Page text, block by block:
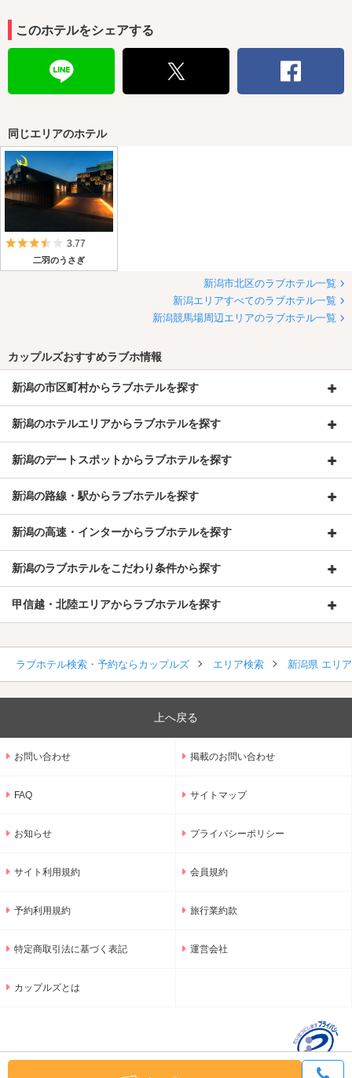
このホテルをシェアする
同じエリアのホテル
5つ星のうち3.5
3.77
二羽のうさぎ
新潟市北区のラブホテル一覧
新潟エリアすべてのラブホテル一覧
新潟競馬場周辺エリアのラブホテル一覧
カップルズおすすめラブホ情報
新潟の市区町村からラブホテルを探す
新潟のホテルエリアからラブホテルを探す
新潟のデートスポットからラブホテルを探す
新潟の路線・駅からラブホテルを探す
新潟の高速・インターからラブホテルを探す
新潟のラブホテルをこだわり条件から探す
甲信越・北陸エリアからラブホテルを探す
ラブホテル検索・予約ならカップルズ エリア検索 新潟県 エリ
上へ戻る
お問い合わせ 掲載のお問い合わせ
FAQ サイトマップ
お知らせ プライバシーポリシー
サイト利用規約 会員規約
予約利用規約 旅行業約款
特定商取引法に基づく表記 運営会社
カップルズとは